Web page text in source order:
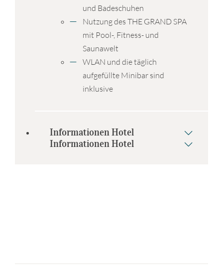
und Badeschuhen
Nutzung des THE GRAND SPA
mit Pool-, Fitness- und
Saunawelt
WLAN und die täglich
aufgefüllte Minibar sind
inklusive
Informationen Hotel
Informationen Hotel